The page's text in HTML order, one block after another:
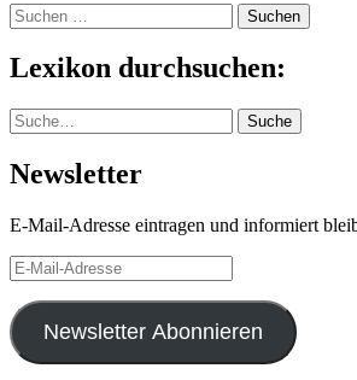
Suchen
nach:
Lexikon durchsuchen:
Suche Suche
Newsletter
E-Mail-Adresse eintragen und informiert
E-
Mail-
Adresse
Newsletter Abonnieren